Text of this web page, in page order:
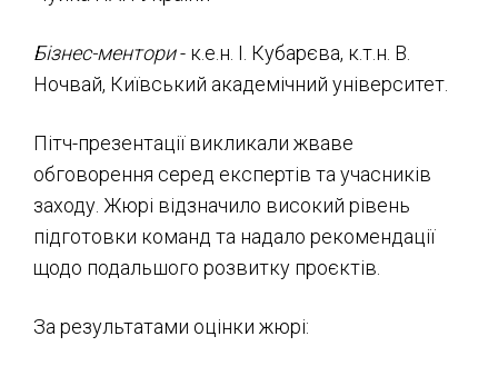
Бізнес-ментори- к.е.н. І. Кубарєва, к.т.н. В.
Ночвай, Київський академічний університет.
Пітч-презентації викликали жваве
обговорення серед експертів та учасників
заходу. Жюрі відзначило високий рівень
підготовки команд та надало рекомендації
щодо подальшого розвитку проєктів.
За результатами оцінки жюрі: